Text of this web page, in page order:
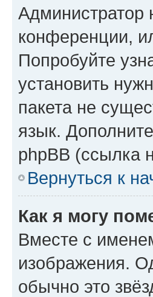
Администратор
конференции,
Попробуйте
установить
пакета не
язык.
phpBB (ссылка
Вернуться к
Как я могу
Вместе с
изображения.
обычно это